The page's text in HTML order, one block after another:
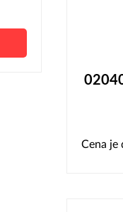
Cena je